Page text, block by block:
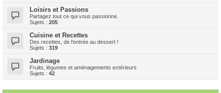
Loisirs et Passions
Partagez tout ce qui vous passionne.
Sujets : 205
Cuisine et Recettes
Des recettes, de l'entrée au dessert !
Sujets : 319
Jardinage
Fruits, légumes et aménagements extérieurs
Sujets : 42